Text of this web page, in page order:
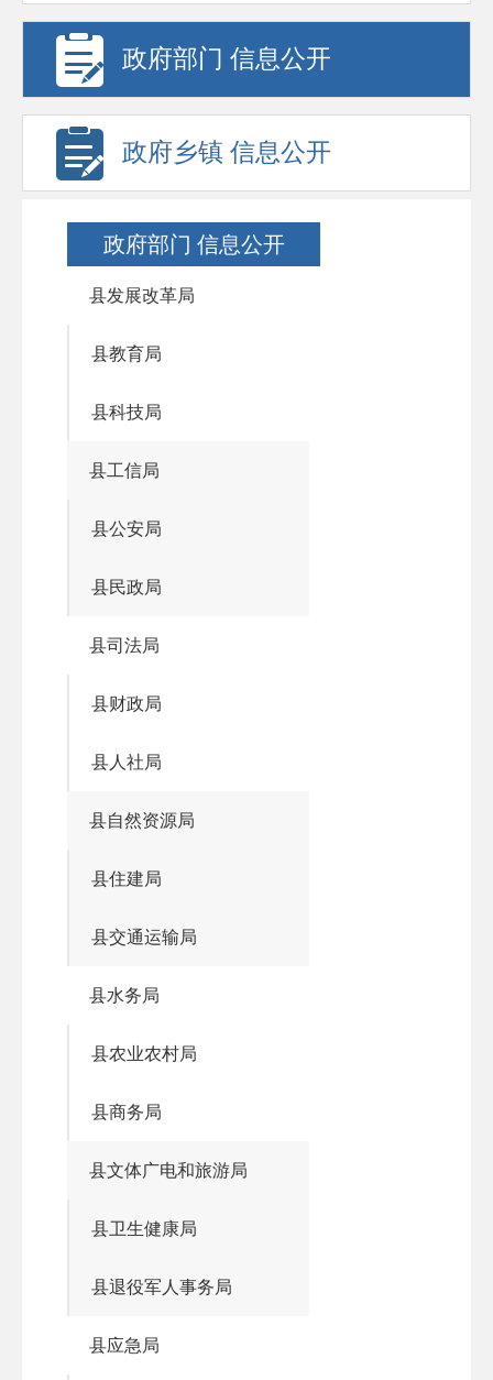
政府部门 信息公开
政府乡镇 信息公开
政府部门 信息公开
县发展改革局
县教育局
县科技局
县工信局
县公安局
县民政局
县司法局
县财政局
县人社局
县自然资源局
县住建局
县交通运输局
县水务局
县农业农村局
县商务局
县文体广电和旅游局
县卫生健康局
县退役军人事务局
县应急局